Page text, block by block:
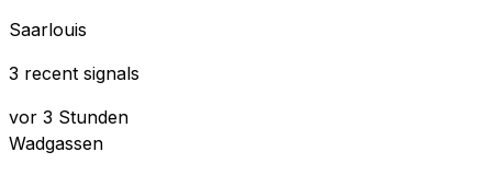
Saarlouis
3 recent signals
vor 3 Stunden
Wadgassen